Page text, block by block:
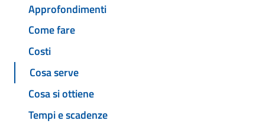
Approfondimenti
Come fare
Costi
Cosa serve
Cosa si ottiene
Tempi e scadenze